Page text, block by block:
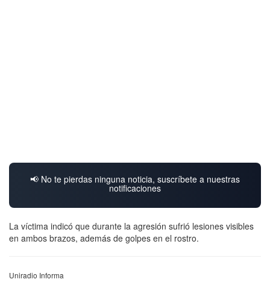
📢 No te pierdas ninguna noticia, suscríbete a nuestras
notificaciones
La víctima indicó que durante la agresión sufrió lesiones visibles
en ambos brazos, además de golpes en el rostro.
Uniradio Informa